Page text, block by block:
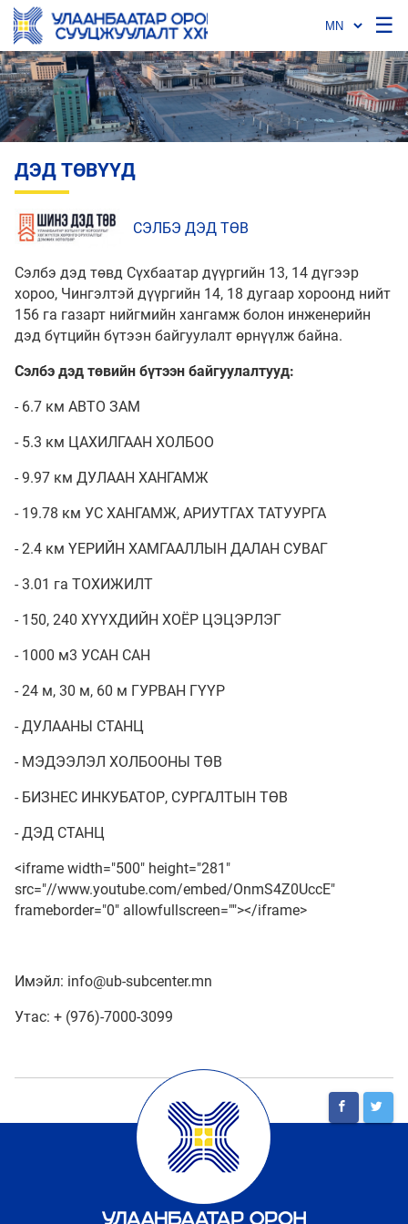
☰
ДЭД ТӨВҮҮД
СЭЛБЭ ДЭД ТӨВ
Сэлбэ дэд төвд Сүхбаатар дүүргийн 13, 14 дүгээр
хороо, Чингэлтэй дүүргийн 14, 18 дугаар хороонд нийт
156 га газарт нийгмийн хангамж болон инженерийн
дэд бүтцийн бүтээн байгуулалт өрнүүлж байна.
Сэлбэ дэд төвийн бүтээн байгуулалтууд:
- 6.7 км АВТО ЗАМ
- 5.3 км ЦАХИЛГААН ХОЛБОО
- 9.97 км ДУЛААН ХАНГАМЖ
- 19.78 км УС ХАНГАМЖ, АРИУТГАХ ТАТУУРГА
- 2.4 км ҮЕРИЙН ХАМГААЛЛЫН ДАЛАН СУВАГ
- 3.01 га ТОХИЖИЛТ
- 150, 240 ХҮҮХДИЙН ХОЁР ЦЭЦЭРЛЭГ
- 1000 м3 УСАН САН
- 24 м, 30 м, 60 м ГУРВАН ГҮҮР
- ДУЛААНЫ СТАНЦ
- МЭДЭЭЛЭЛ ХОЛБООНЫ ТӨВ
- БИЗНЕС ИНКУБАТОР, СУРГАЛТЫН ТӨВ
- ДЭД СТАНЦ
<iframe width="500" height="281"
src="//www.youtube.com/embed/OnmS4Z0UccE"
frameborder="0" allowfullscreen=""></iframe>
Имэйл: info@ub-subcenter.mn
Утас: + (976)-7000-3099